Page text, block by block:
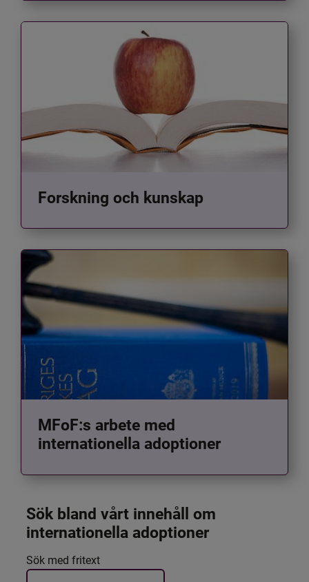
Forskning och kunskap
MFoF:s arbete med
internationella adoptioner
Sök bland vårt innehåll om
internationella adoptioner
Filtrera resultatet
Det här formuläret postas automatiskt
Sök med fritext